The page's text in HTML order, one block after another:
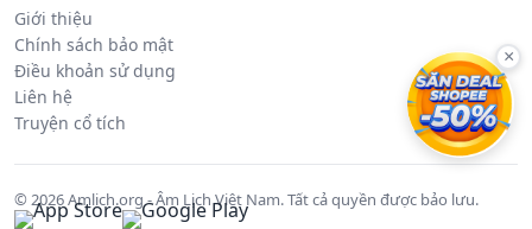
Giới thiệu
Chính sách bảo mật
Điều khoản sử dụng
Liên hệ
Truyện cổ tích
© 2026 Amlich.org - Âm Lịch Việt Nam. Tất cả quyền được bảo lưu.
×